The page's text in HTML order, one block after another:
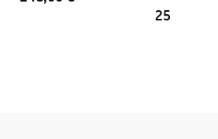
251,00 €